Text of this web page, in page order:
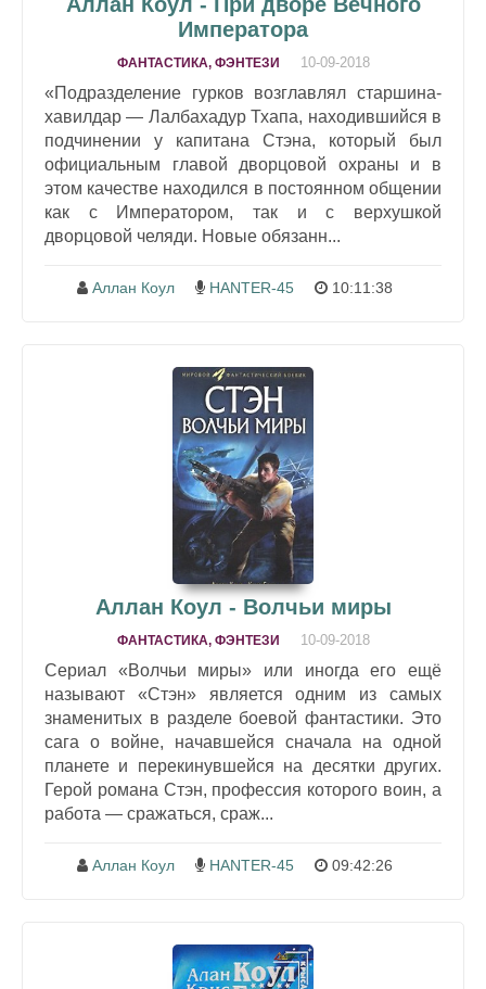
Императора
ФАНТАСТИКА, ФЭНТЕЗИ 10-09-2018
«Подразделение гурков возглавлял старшина-
хавилдар — Лалбахадур Тхапа, находившийся в
подчинении у капитана Стэна, который был
официальным главой дворцовой охраны и в
этом качестве находился в постоянном общении
как с Императором, так и с верхушкой
дворцовой челяди. Новые обязанн...
Аллан Коул HANTER-45 10:11:38
Аллан Коул - Волчьи миры
ФАНТАСТИКА, ФЭНТЕЗИ 10-09-2018
Сериал «Волчьи миры» или иногда его ещё
называют «Стэн» является одним из самых
знаменитых в разделе боевой фантастики. Это
сага о войне, начавшейся сначала на одной
планете и перекинувшейся на десятки других.
Герой романа Стэн, профессия которого воин, а
работа — сражаться, сраж...
Аллан Коул HANTER-45 09:42:26